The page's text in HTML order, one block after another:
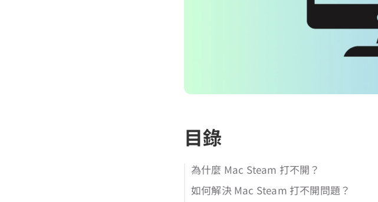
目錄
為什麼 Mac Steam 打不開？
如何解決 Mac Steam 打不開問題？